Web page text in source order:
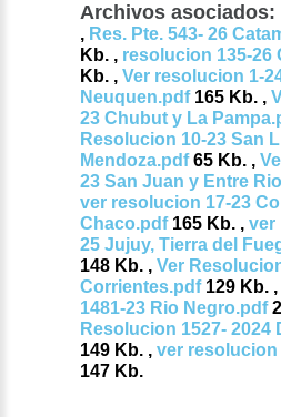
Archivos asociados:
, Res. Pte. 543- 26
Kb. , resolucion 135-26
Kb. ,Ver resolucion 1-
Neuquen.pdf165 Kb. ,
23 Chubut y La
Resolucion 10-23 San
Mendoza.pdf65 Kb. ,
23 San Juan y Entre
ver resolucion 17-23
Chaco.pdf165 Kb. ,ver
25 Jujuy, Tierra del
148 Kb. ,Ver
Corrientes.pdf129 Kb.
1481-23 Rio Negro.pdf
Resolucion 1527- 2024
149 Kb. ,ver
147 Kb.